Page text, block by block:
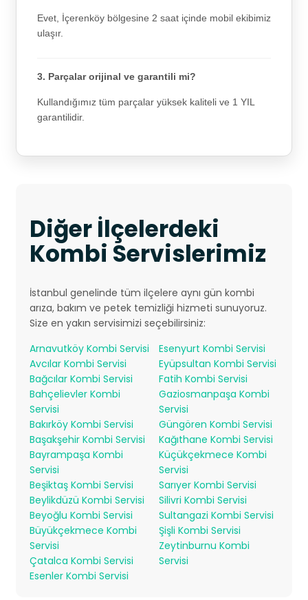
Evet, İçerenköy bölgesine 2 saat içinde mobil ekibimiz
ulaşır.
3. Parçalar orijinal ve garantili mi?
Kullandığımız tüm parçalar yüksek kaliteli ve 1 YIL
garantilidir.
Diğer İlçelerdeki
Kombi Servislerimiz
İstanbul genelinde tüm ilçelere aynı gün kombi
arıza, bakım ve petek temizliği hizmeti sunuyoruz.
Size en yakın servisimizi seçebilirsiniz:
Arnavutköy Kombi Servisi
Avcılar Kombi Servisi
Bağcılar Kombi Servisi
Bahçelievler Kombi
Servisi
Bakırköy Kombi Servisi
Başakşehir Kombi Servisi
Bayrampaşa Kombi
Servisi
Beşiktaş Kombi Servisi
Beylikdüzü Kombi Servisi
Beyoğlu Kombi Servisi
Büyükçekmece Kombi
Servisi
Çatalca Kombi Servisi
Esenler Kombi Servisi
Esenyurt Kombi Servisi
Eyüpsultan Kombi Servisi
Fatih Kombi Servisi
Gaziosmanpaşa Kombi
Servisi
Güngören Kombi Servisi
Kağıthane Kombi Servisi
Küçükçekmece Kombi
Servisi
Sarıyer Kombi Servisi
Silivri Kombi Servisi
Sultangazi Kombi Servisi
Şişli Kombi Servisi
Zeytinburnu Kombi
Servisi